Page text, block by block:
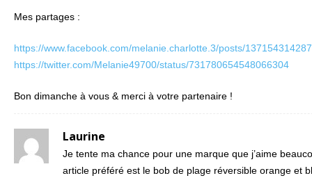
Mes partages :
https://www.facebook.com/melanie.charlotte.3/posts/
https://twitter.com/Melanie49700/status/731780654548066304
Bon dimanche à vous & merci à votre partenaire !
Laurine
Je tente ma chance pour une marque que j’aime
article préféré est le bob de plage réversible orange et